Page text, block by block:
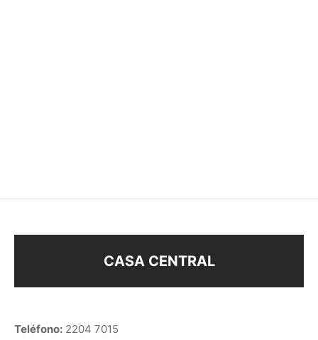
CASA CENTRAL
Teléfono: 2204 7015